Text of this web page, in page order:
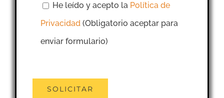
He leído y acepto la Política de
Privacidad (Obligatorio aceptar para
enviar formulario)